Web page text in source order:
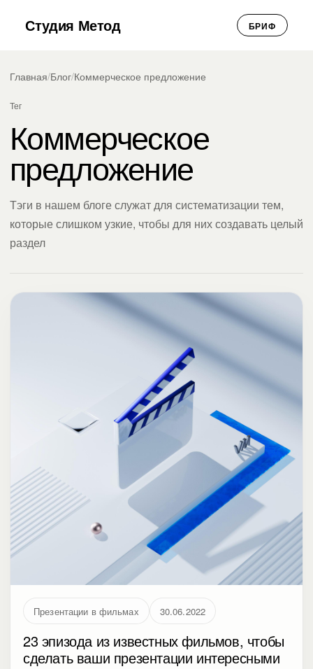
Студия Метод БРИФ
Главная/Блог/Коммерческое предложение
Тег
Коммерческое
предложение
Тэги в нашем блоге служат для систематизации тем,
которые слишком узкие, чтобы для них создавать целый
раздел
Презентации в фильмах 30.06.2022
23 эпизода из известных фильмов, чтобы
сделать ваши презентации интересными